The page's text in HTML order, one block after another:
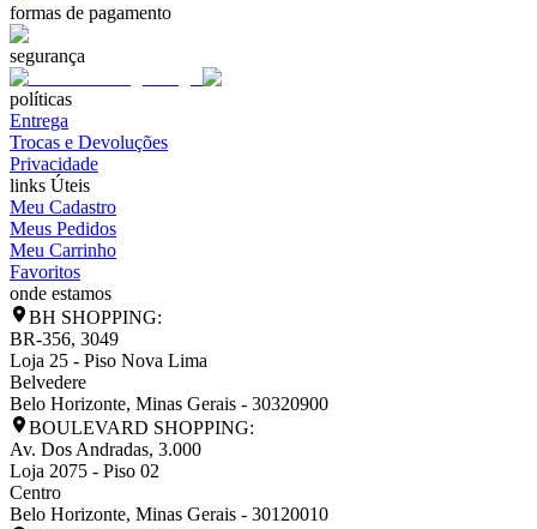
formas de pagamento
segurança
políticas
Entrega
Trocas e Devoluções
Privacidade
links Úteis
Meu Cadastro
Meus Pedidos
Meu Carrinho
Favoritos
onde estamos
BH SHOPPING:
BR-356, 3049
Loja 25 - Piso Nova Lima
Belvedere
Belo Horizonte, Minas Gerais - 30320900
BOULEVARD SHOPPING:
Av. Dos Andradas, 3.000
Loja 2075 - Piso 02
Centro
Belo Horizonte, Minas Gerais - 30120010